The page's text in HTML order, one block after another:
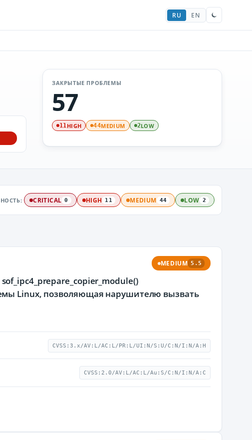
RU EN
ЗАКРЫТЫЕ ПРОБЛЕМЫ
57
11HIGH 44MEDIUM 2LOW
CRITICAL 0 HIGH 11 MEDIUM 44 LOW 2
MEDIUM 5.5
Linux, позволяющая нарушителю вызвать
CVSS:3.x/AV:L/AC:L/PR:L/UI:N/S:U/C:N/I:N/A:H
CVSS:2.0/AV:L/AC:L/Au:S/C:N/I:N/A:C